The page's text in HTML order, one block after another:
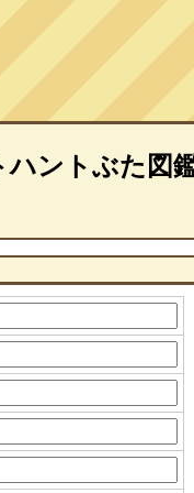
ントぶた図